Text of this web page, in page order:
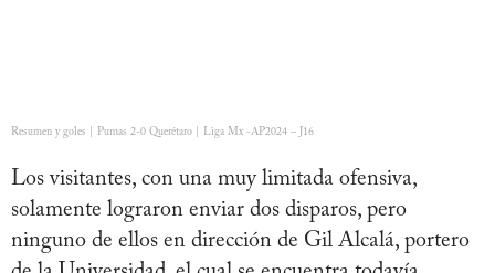
Resumen y goles | Pumas 2-0 Querétaro | Liga Mx -AP2024 – J16
Los visitantes, con una muy limitada ofensiva,
solamente lograron enviar dos disparos, pero
ninguno de ellos en dirección de Gil Alcalá, portero